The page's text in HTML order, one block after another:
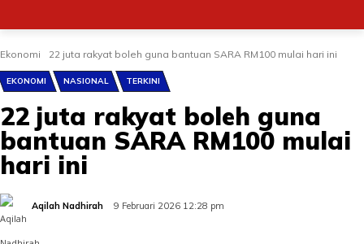
Ekonomi 22 juta rakyat boleh guna bantuan SARA RM100 mulai hari ini
EKONOMI NASIONAL TERKINI
22 juta rakyat boleh guna
bantuan SARA RM100 mulai
hari ini
Aqilah Nadhirah 9 Februari 2026 12:28 pm